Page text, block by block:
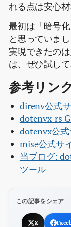
れる点は安心材
最初は「暗号
と思っていまし
実現できたの
は、ぜひ試して
参考リンク
direnv公式
dotenvx-rs
dotenvx公式
mise公式サ
当ブログ:
ツール
この記事をシェア
X